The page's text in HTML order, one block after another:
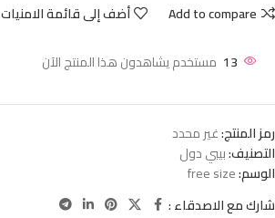
Add to compare
أضف إلى قائمة الامنيات
13 مستخدم يشاهدون هذا المنتج الآن
رمز المنتج:غير محدد
التصنيف:بيبي دول
الوسم:free size
شارك مع الاصدقاء :